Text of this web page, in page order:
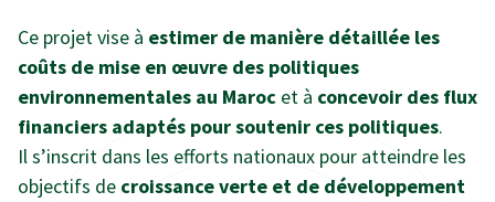
Ce projet vise à estimer de manière détaillée les
coûts de mise en œuvre des politiques
environnementales au Maroc et à concevoir des flux
financiers adaptés pour soutenir ces politiques.
Il s’inscrit dans les efforts nationaux pour atteindre les
objectifs de croissance verte et de développement